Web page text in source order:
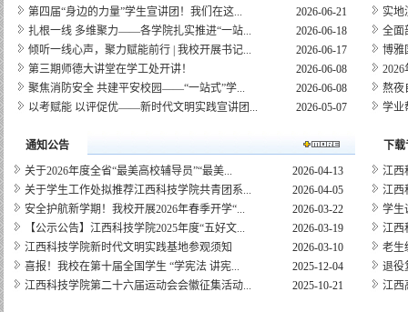
第四届“身边的力量”学生宣讲团！我们在这...
2026-06-21
扎根一线 多维聚力——各学院扎实推进“一站...
2026-06-18
倾听一线心声，聚力赋能前行 | 我校开展书记...
2026-06-17
第三期师德大讲堂在学工处开讲！
2026-06-08
聚焦消防安全 共建平安校园——“一站式”学...
2026-06-08
以考赋能 以评促优——新时代文明实践宣讲团...
2026-05-07
实地
全面
博雅
熬夜
学业
通知公告
关于2026年度全省“最美高校辅导员”“最美...
2026-04-13
关于学生工作处拟推荐江西科技学院共青团系...
2026-04-05
安全护航新学期！我校开展2026年春季开学“...
2026-03-22
【公示公告】江西科技学院2025年度“五好文...
2026-03-19
江西科技学院新时代文明实践基地参观须知
2026-03-10
喜报！我校在第十届全国学生 “学宪法 讲宪...
2025-12-04
江西科技学院第二十六届运动会会徽征集活动...
2025-10-21
下
江西
江西
学生
江西
老生
退役
江西